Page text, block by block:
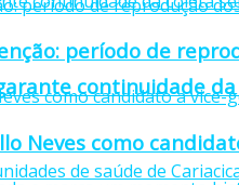
continuidade
período de
Neves como